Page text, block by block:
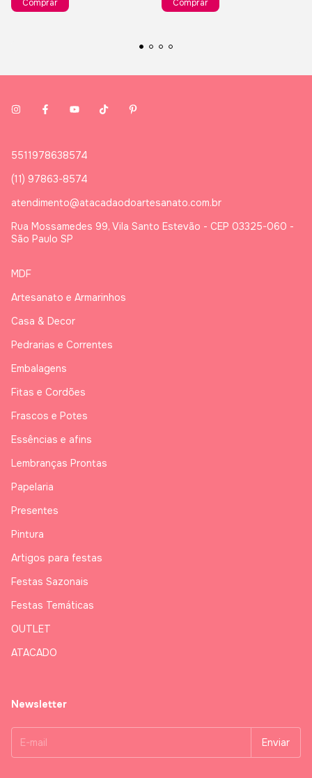
5511978638574
(11) 97863-8574
atendimento@atacadaodoartesanato.com.br
Rua Mossamedes 99, Vila Santo Estevão - CEP 03325-060 -
São Paulo SP
MDF
Artesanato e Armarinhos
Casa & Decor
Pedrarias e Correntes
Embalagens
Fitas e Cordões
Frascos e Potes
Essências e afins
Lembranças Prontas
Papelaria
Presentes
Pintura
Artigos para festas
Festas Sazonais
Festas Temáticas
OUTLET
ATACADO
Newsletter